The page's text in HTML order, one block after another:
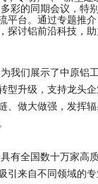
彩的同期会议，特
平台。通过专题推
探讨铝前沿科技，
我们展示了中原铝
型升级，支持龙头
、做大做强，发挥
有全国数十万家高
引来自不同领域的